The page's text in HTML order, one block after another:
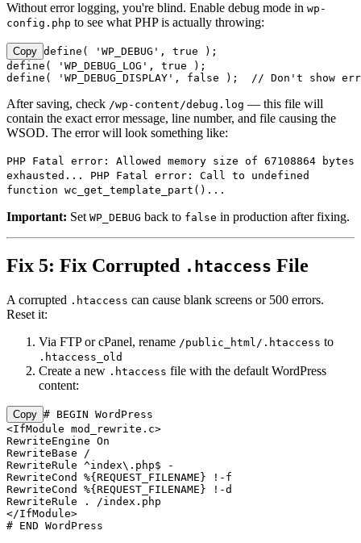
Without error logging, you're blind. Enable debug mode in wp-
config.php to see what PHP is actually throwing:
Copy define( 'WP_DEBUG', true );
define( 'WP_DEBUG_LOG', true );
define( 'WP_DEBUG_DISPLAY', false );  // Don't show
After saving, check /wp-content/debug.log — this file will
contain the exact error message, line number, and file causing the
WSOD. The error will look something like:
PHP Fatal error: Allowed memory size of 67108864 bytes
exhausted... PHP Fatal error: Call to undefined
function wc_get_template_part()...
Important: Set WP_DEBUG back to false in production after fixing.
Fix 5: Fix Corrupted .htaccess File
A corrupted .htaccess can cause blank screens or 500 errors.
Reset it:
Via FTP or cPanel, rename /public_html/.htaccess to
.htaccess_old
Create a new .htaccess file with the default WordPress
content:
Copy # BEGIN WordPress
<IfModule mod_rewrite.c>
RewriteEngine On
RewriteBase /
RewriteRule ^index\.php$ -
RewriteCond %{REQUEST_FILENAME} !-f
RewriteCond %{REQUEST_FILENAME} !-d
RewriteRule . /index.php
</IfModule>
# END WordPress